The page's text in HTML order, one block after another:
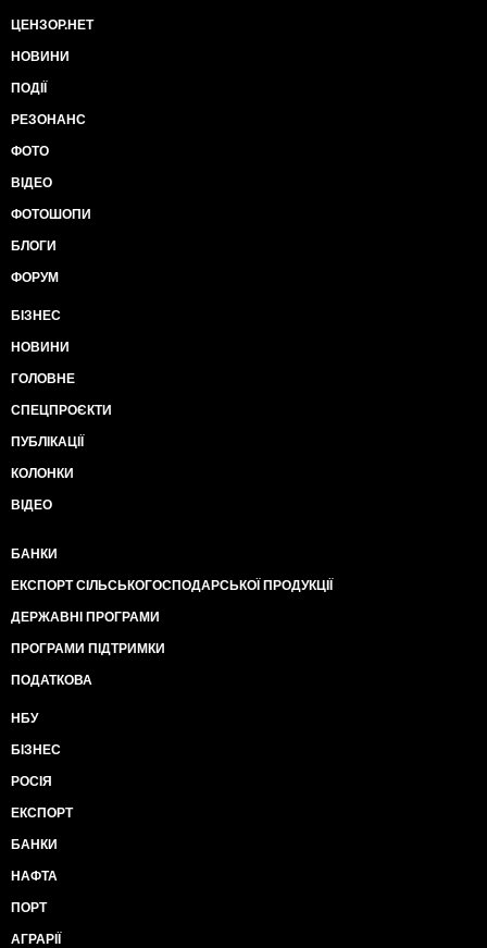
ЦЕНЗОР.НЕТ
НОВИНИ
ПОДІЇ
РЕЗОНАНС
ФОТО
ВІДЕО
ФОТОШОПИ
БЛОГИ
ФОРУМ
БІЗНЕС
НОВИНИ
ГОЛОВНЕ
СПЕЦПРОЄКТИ
ПУБЛІКАЦІЇ
КОЛОНКИ
ВІДЕО
БАНКИ
ЕКСПОРТ СІЛЬСЬКОГОСПОДАРСЬКОЇ ПРОДУКЦІЇ
ДЕРЖАВНІ ПРОГРАМИ
ПРОГРАМИ ПІДТРИМКИ
ПОДАТКОВА
НБУ
БІЗНЕС
РОСІЯ
ЕКСПОРТ
БАНКИ
НАФТА
ПОРТ
АГРАРІЇ